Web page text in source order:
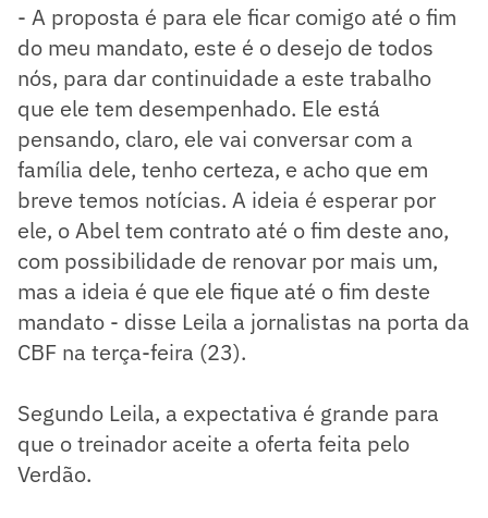
- A proposta é para ele ficar comigo até o fim
do meu mandato, este é o desejo de todos
nós, para dar continuidade a este trabalho
que ele tem desempenhado. Ele está
pensando, claro, ele vai conversar com a
família dele, tenho certeza, e acho que em
breve temos notícias. A ideia é esperar por
ele, o Abel tem contrato até o fim deste ano,
com possibilidade de renovar por mais um,
mas a ideia é que ele fique até o fim deste
mandato - disse Leila a jornalistas na porta da
CBF na terça-feira (23).
Segundo Leila, a expectativa é grande para
que o treinador aceite a oferta feita pelo
Verdão.